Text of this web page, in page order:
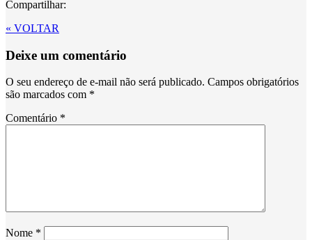
Compartilhar:
« VOLTAR
Deixe um comentário
O seu endereço de e-mail não será publicado. Campos obrigatórios
são marcados com *
Comentário *
Nome *